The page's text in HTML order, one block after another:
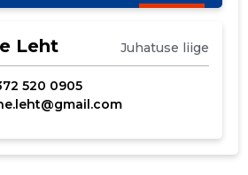
Leht Juhatuse liige
520 0905
MUUDA